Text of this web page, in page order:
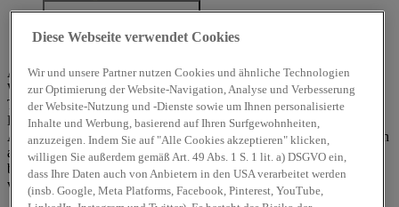
Hyundai Deutschland
Alle angegebenen Werte wurden nach dem vorgeschriebenen
WLTP-Messverfahren (Worldwide harmonised Light-duty vehicles
Test Procedures) ermittelt. Der Kraftstoffverbrauch und die CO₂-
Emissionen eines Fahrzeuges hängen nicht nur von der effizienten
Ausnutzung des Kraftstoffs durch das Fahrzeug ab, sondern werden
auch vom Fahrverhalten und anderen nichttechnischen Faktoren
beeinflusst. CO₂ ist das für die Erderwärmung hauptsächlich
verantwortliche Treibhausgas.
Diese Webseite verwendet Cookies
Wir und unsere Partner nutzen Cookies und ähnliche Technologien
zur Optimierung der Website-Navigation, Analyse und Verbesserung
der Website-Nutzung und -Dienste sowie um Ihnen personalisierte
Inhalte und Werbung, basierend auf Ihren Surfgewohnheiten,
anzuzeigen. Indem Sie auf "Alle Cookies akzeptieren" klicken,
willigen Sie außerdem gemäß Art. 49 Abs. 1 S. 1 lit. a) DSGVO ein,
dass Ihre Daten auch von Anbietern in den USA verarbeitet werden
(insb. Google, Meta Platforms, Facebook, Pinterest, YouTube,